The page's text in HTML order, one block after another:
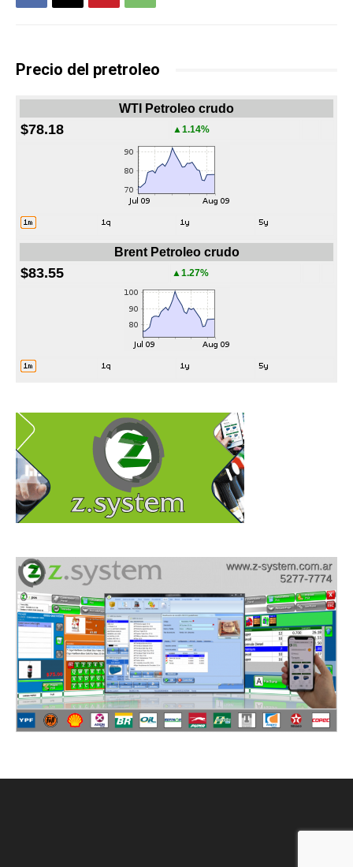
Precio del pretroleo
WTI Petroleo crudo
$78.18 ▲1.14%
Brent Petroleo crudo
$83.55 ▲1.27%